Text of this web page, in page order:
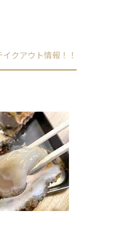
クアウト情報！！